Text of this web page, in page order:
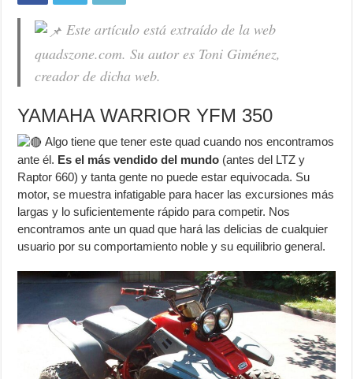
Este artículo está extraído de la web
quadszone.com. Su autor es Toni Giménez,
creador de dicha web.
YAMAHA WARRIOR YFM 350
Algo tiene que tener este quad cuando nos encontramos
ante él. Es el más vendido del mundo (antes del LTZ y
Raptor 660) y tanta gente no puede estar equivocada. Su
motor, se muestra infatigable para hacer las excursiones más
largas y lo suficientemente rápido para competir. Nos
encontramos ante un quad que hará las delicias de cualquier
usuario por su comportamiento noble y su equilibrio general.